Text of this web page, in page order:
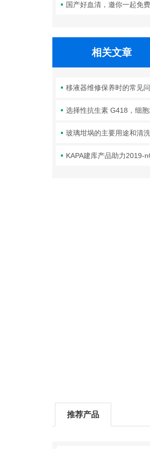
国产好血清，邀你一起免费
相关文章
移液器维修保养时的常见
玻璃坩埚的主要用途和清
推荐产品